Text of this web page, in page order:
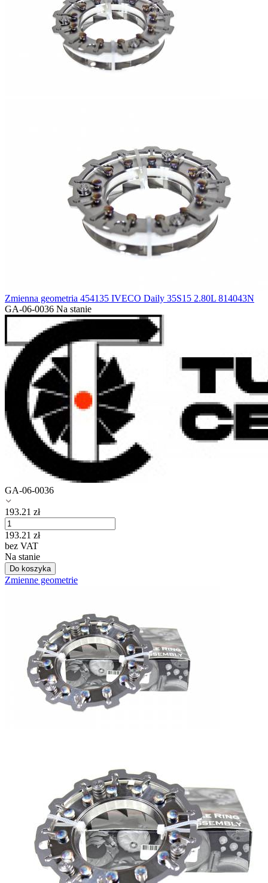
Zmienna geometria 454135 IVECO Daily 35S15 2.80L 814043N
GA-06-0036 Na stanie
GA-06-0036
193.21 zł
193.21 zł
bez VAT
Na stanie
Do koszyka
Zmienne geometrie